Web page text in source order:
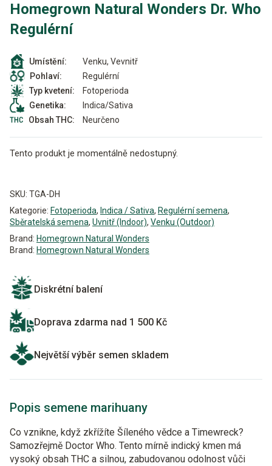
Homegrown Natural Wonders Dr. Who
Regulérní
Umístění:
Venku, Vevnitř
Pohlaví:
Regulérní
Typ kvetení:
Fotoperioda
Genetika:
Indica/Sativa
Obsah THC:
Neurčeno
Tento produkt je momentálně nedostupný.
SKU: TGA-DH
Kategorie: Fotoperioda, Indica / Sativa, Regulérní semena,
Sběratelská semena, Uvnitř (Indoor), Venku (Outdoor)
Brand: Homegrown Natural Wonders
Brand: Homegrown Natural Wonders
Diskrétní balení
Doprava zdarma nad 1 500 Kč
Největší výběr semen skladem
Popis semene marihuany
Co vznikne, když zkřížíte Šíleného vědce a Timewreck?
Samozřejmě Doctor Who. Tento mírně indický kmen má
vysoký obsah THC a silnou, zabudovanou odolnost vůči